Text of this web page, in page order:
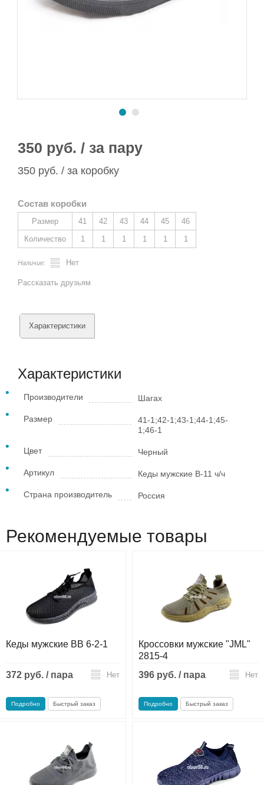
350 руб. / за пару
350 руб. / за коробку
Состав коробки
Размер 41 42 43 44 45
46
Количество
1 1 1 1 1 1
Наличие: Нет
Рассказать друзьям
Характеристики
Характеристики
Производители Шагах
Размер
41-1;42-1;43-1;44-1;45-
1;46-1
Цвет Черный
Артикул Кеды мужские В-11 ч/ч
Страна производитель Россия
Рекомендуемые товары
Кеды мужские BB 6-2-1
372 руб. / пара Нет
Подробно Быстрый заказ
Кроссовки мужские "JML"
2815-4
396 руб. / пара
Нет
Подробно Быстрый заказ
Сапоги ПВХ/ЭВА
Сапоги ПВХ
Пляжная обувь